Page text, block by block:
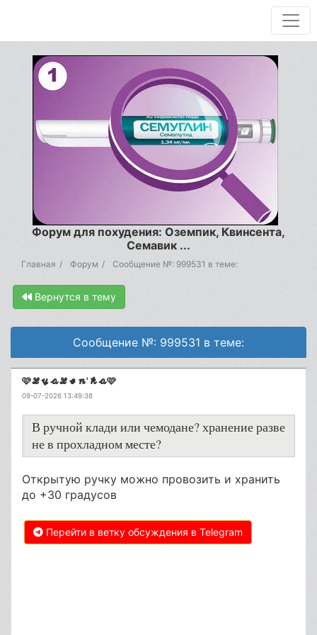
Форум для похудения: Оземпик, Квинсента,
Семавик ...
Главная Форум Сообщение №: 999531 в теме:
Вернутся в тему
Сообщение №: 999531 в теме:
🩷𝓛𝔂𝓪𝓛𝓮𝓷'𝓴𝓪🩷
09-07-2026 13:49:38
В ручной клади или чемодане? хранение разве
не в прохладном месте?
Открытую ручку можно провозить и хранить
до +30 градусов
Перейти в ветку обсуждения в Telegram